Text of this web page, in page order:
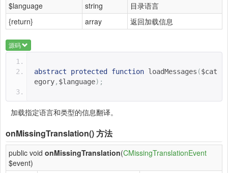
$language
string
目录语言
{return}
array 返回加载信息
源码
abstract protected function loadMessages ($cat
egory, $language);
加载指定语言和类型的信息翻译。
onMissingTranslation()方法
public void onMissingTranslation(CMissingTranslationEvent
$event)